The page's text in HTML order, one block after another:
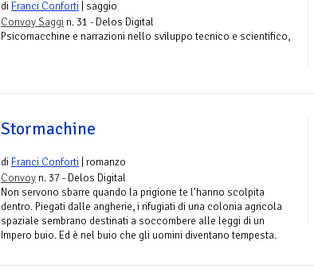
di Franci Conforti | saggio
Convoy Saggi n. 31 - Delos Digital
Psicomacchine e narrazioni nello sviluppo tecnico e scientifico,
Stormachine
di Franci Conforti | romanzo
Convoy n. 37 - Delos Digital
Non servono sbarre quando la prigione te l’hanno scolpita
dentro. Piegati dalle angherie, i rifugiati di una colonia agricola
spaziale sembrano destinati a soccombere alle leggi di un
Impero buio. Ed è nel buio che gli uomini diventano tempesta.